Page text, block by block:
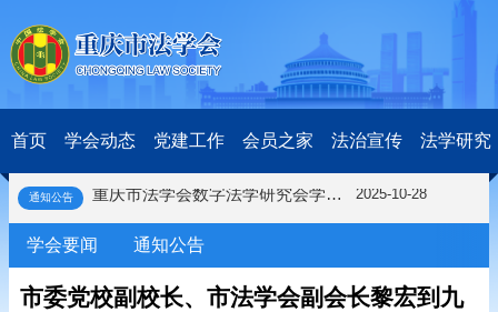
首页 学会动态 党建工作 会员之家 法治宣传 法学研究
通知公告
关于开展第十一届“全国杰出青年法学家”评选表彰活动的通知 2026-03-18
研究阐释党的二十届四中全会和中央全面依法治国工作会议精神专项课题立项公示公告 2026-02-28
关于研究阐释党的二十届四中全会和中央全面依法治国工作会议精神专项课题申报工作的通知 2025-12-07
2025-10-28
关于学习运用普法专栏节目《说法》的通知 2025-09-08
第二十届西部法治论坛暨法治宁夏论坛拟获奖论文公示 2025-09-07
学会要闻 通知公告
市委党校副校长、市法学会副会长黎宏到九